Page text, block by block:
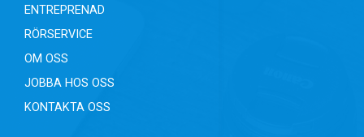
ENTREPRENAD
RÖRSERVICE
OM OSS
JOBBA HOS OSS
KONTAKTA OSS